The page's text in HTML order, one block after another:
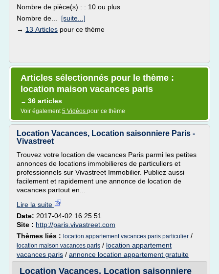
Nombre de pièce(s) : : 10 ou plus
Nombre de... [suite...]
→ 13 Articles pour ce thème
Articles sélectionnés pour le thème :
location maison vacances paris
→ 36 articles
Voir également5 Vidéos pour ce thème
Location Vacances, Location saisonniere Paris -
Vivastreet
Trouvez votre location de vacances Paris parmi les petites
annonces de locations immobilieres de particuliers et
professionnels sur Vivastreet Immobilier. Publiez aussi
facilement et rapidement une annonce de location de
vacances partout en...
Lire la suite
Date: 2017-04-02 16:25:51
Site : http://paris.vivastreet.com
Thèmes liés : location appartement vacances paris particulier /
location maison vacances paris / location appartement
vacances paris / annonce location appartement gratuite
Location Vacances, Location saisonniere